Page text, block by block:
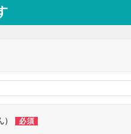
） 必須